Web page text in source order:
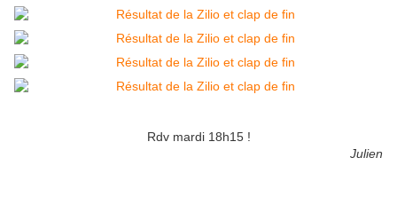
Rdv mardi 18h15 !
Julien